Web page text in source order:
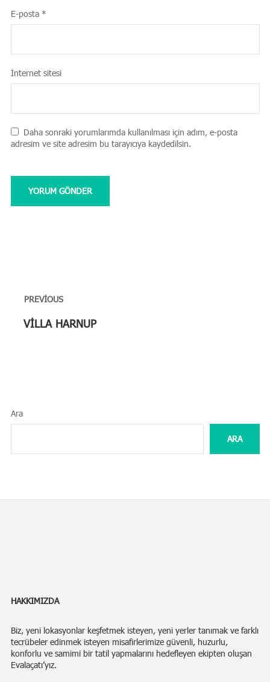
E-posta *
İnternet sitesi
Daha sonraki yorumlarımda kullanılması için adım, e-posta
adresim ve site adresim bu tarayıcıya kaydedilsin.
gezinmesi
PREVIOUS
Previous
VİLLA HARNUP
Ara
ARA
HAKKIMIZDA
Biz,yeni lokasyonlar keşfetmek isteyen, yeni yerler tanımak ve farklı
tecrübeler edinmek isteyen misafirlerimize güvenli, huzurlu,
konforlu ve samimi bir tatil yapmalarını hedefleyen ekipten oluşan
Evalaçatı’yız.